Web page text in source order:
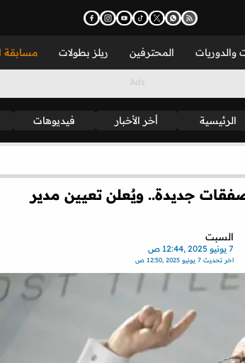
والدوريات المحترفين ريلز بطولات مسابقة
الرئيسية أخر الأخبار فيديوهات
جديدة.. ويٌعلن تعيين مدير
السبت
7 يونيو 2025 ,12:44 ص
اخر تحديث 7 يونيو 2025 ,12:50 ص